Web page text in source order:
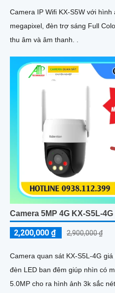
Camera IP Wifi KX-S5W với
megapixel, đèn trợ sáng Full
thu âm và âm thanh. .
Camera 5MP 4G KX-S5L-4G
2,200,000 ₫ 2,900,000 ₫
Camera quan sát KX-S5L-4G
đèn LED ban đêm giúp nhìn có
5.0MP cho ra hình ảnh 3k sắc